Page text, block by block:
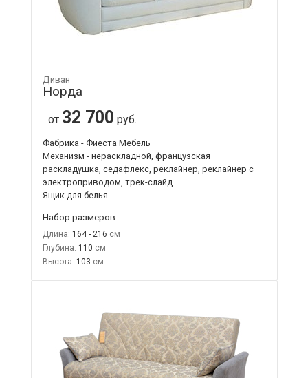
Диван
Норда
от 32 700 руб.
Фабрика - Фиеста Мебель
Механизм - нераскладной, французская
раскладушка, седафлекс, реклайнер, реклайнер с
электроприводом, трек-слайд
Ящик для белья
Набор размеров
Длина: 164 - 216
Глубина: 110
Высота: 103